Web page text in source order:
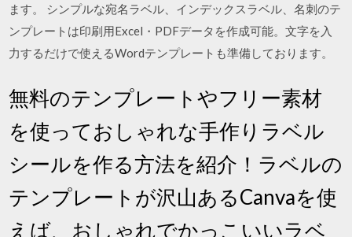
ます。 シンプルな宛名ラベル、インデックスラベル、名刺のテ
ンプレートは印刷用Excel・PDFデータを作成可能。文字を入
力するだけで使えるWordテンプレートも準備しております。
無料のテンプレートやフリー素材
を使っておしゃれな手作りラベル
シールを作る方法を紹介！ラベルの
テンプレートが沢山あるCanvaを使
えば、おしゃれでかっこいいラベ